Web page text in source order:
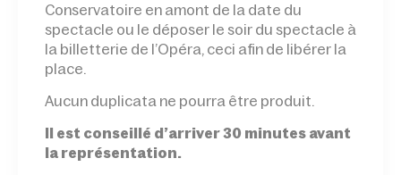
Conservatoire en amont de la date du
spectacle ou le déposer le soir du spectacle à
la billetterie de l’Opéra, ceci afin de libérer la
place.
Aucun duplicata ne pourra être produit.
Il est conseillé d’arriver 30 minutes avant
la représentation.